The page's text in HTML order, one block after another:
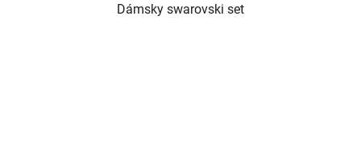
Dámsky swarovski set